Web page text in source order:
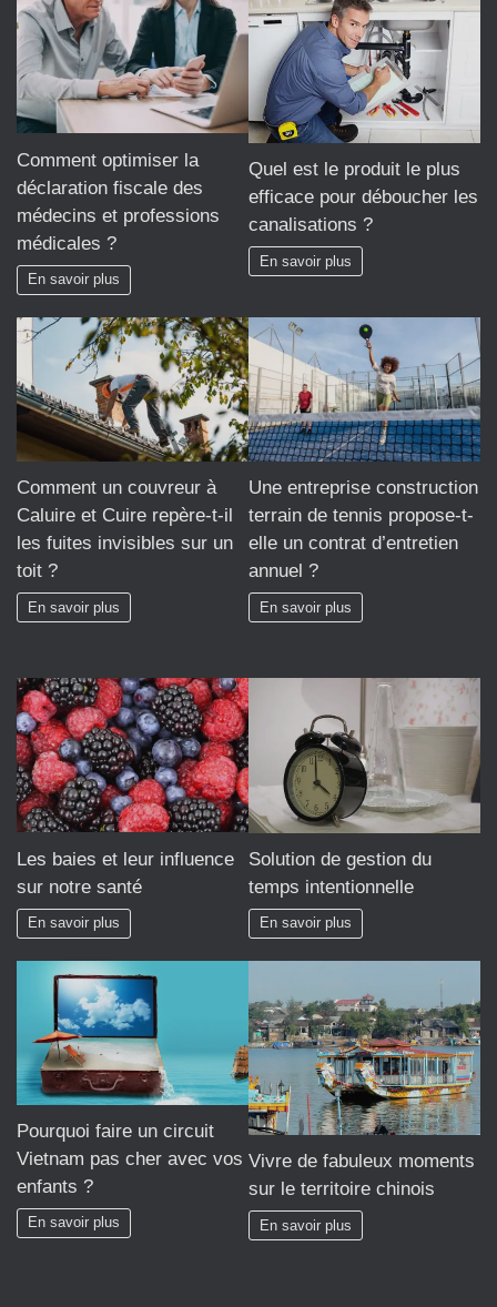
Comment optimiser la
déclaration fiscale des
médecins et professions
médicales ?
En savoir plus
Quel est le produit le plus
efficace pour déboucher les
canalisations ?
En savoir plus
Comment un couvreur à
Caluire et Cuire repère-t-il
les fuites invisibles sur un
toit ?
En savoir plus
Une entreprise construction
terrain de tennis propose-t-
elle un contrat d’entretien
annuel ?
En savoir plus
Les baies et leur influence
sur notre santé
En savoir plus
Solution de gestion du
temps intentionnelle
En savoir plus
Pourquoi faire un circuit
Vietnam pas cher avec vos
enfants ?
En savoir plus
Vivre de fabuleux moments
sur le territoire chinois
En savoir plus